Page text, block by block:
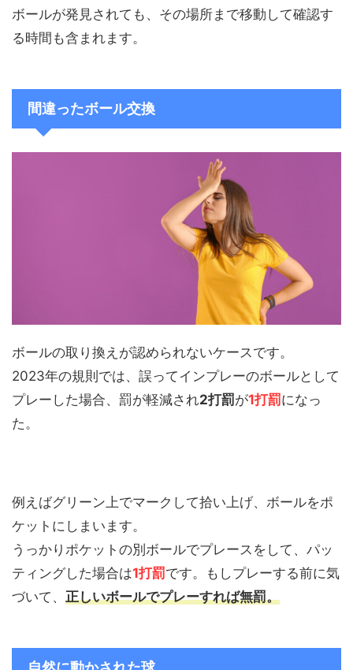
ボールが発見されても、その場所まで移動して確認す
る時間も含まれます。
間違ったボール交換
ボールの取り換えが認められないケースです。
2023年の規則では、誤ってインプレーのボールとして
プレーした場合、罰が軽減され2打罰が1打罰になっ
た。
例えばグリーン上でマークして拾い上げ、ボールをポ
ケットにしまいます。
うっかりポケットの別ボールでプレースをして、パッ
ティングした場合は1打罰です。もしプレーする前に気
づいて、 正しいボールでプレーすれば無罰。